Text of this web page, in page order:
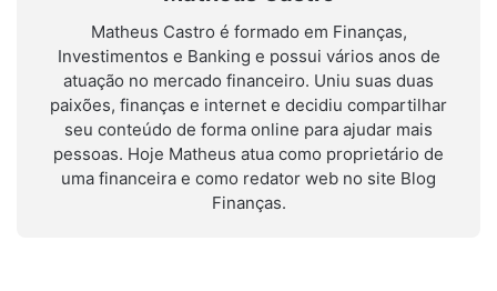
Matheus Castro é formado em Finanças,
Investimentos e Banking e possui vários anos de
atuação no mercado financeiro. Uniu suas duas
paixões, finanças e internet e decidiu compartilhar
seu conteúdo de forma online para ajudar mais
pessoas. Hoje Matheus atua como proprietário de
uma financeira e como redator web no site Blog
Finanças.